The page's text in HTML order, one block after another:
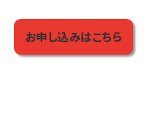
お申し込みはこちら